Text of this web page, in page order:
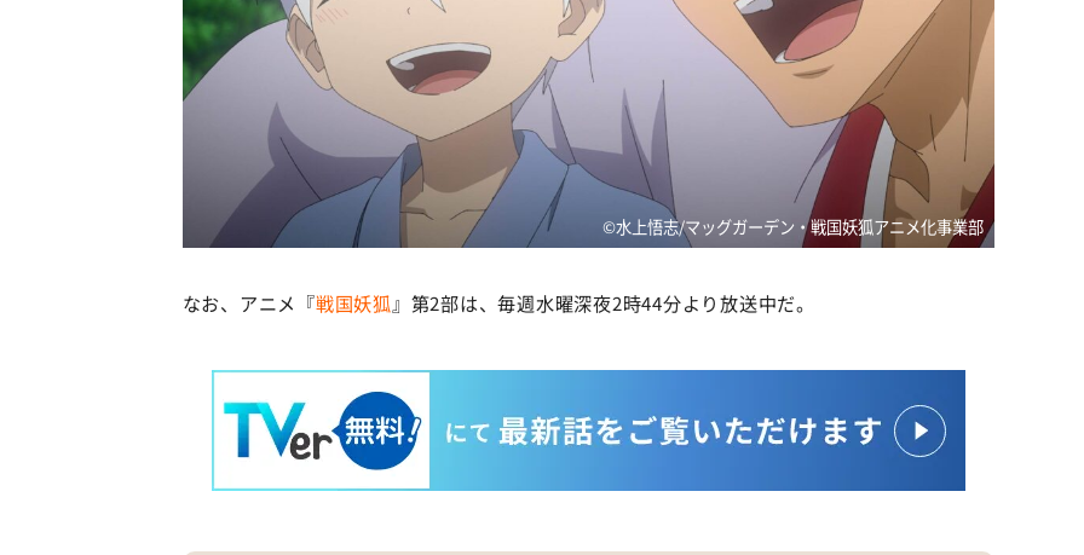
©︎水上悟志/マッグガーデン・戦国妖狐アニメ化事業部
なお、アニメ『戦国妖狐 』第2部は、毎週水曜深夜2時44分より放送中だ。